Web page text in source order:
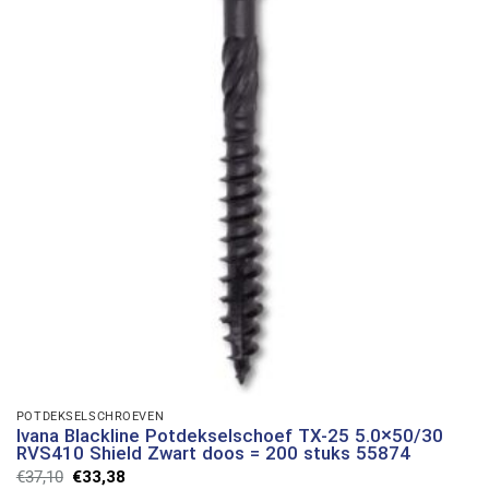
POTDEKSELSCHROEVEN
Ivana Blackline Potdekselschoef TX-25 5.0×50/30
RVS410 Shield Zwart doos = 200 stuks 55874
€37,10 Oorspronkelijke
€33,38Huidige